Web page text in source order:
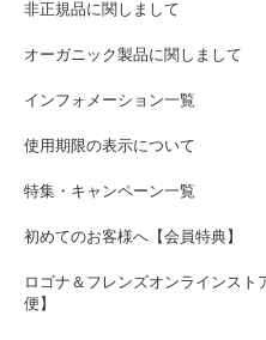
非正規品に関しまして
オーガニック製品に関しまして
インフォメーション一覧
使用期限の表示について
特集・キャンペーン一覧
初めてのお客様へ【会員特典】
ロゴナ＆フレンズオンラインスト
便】